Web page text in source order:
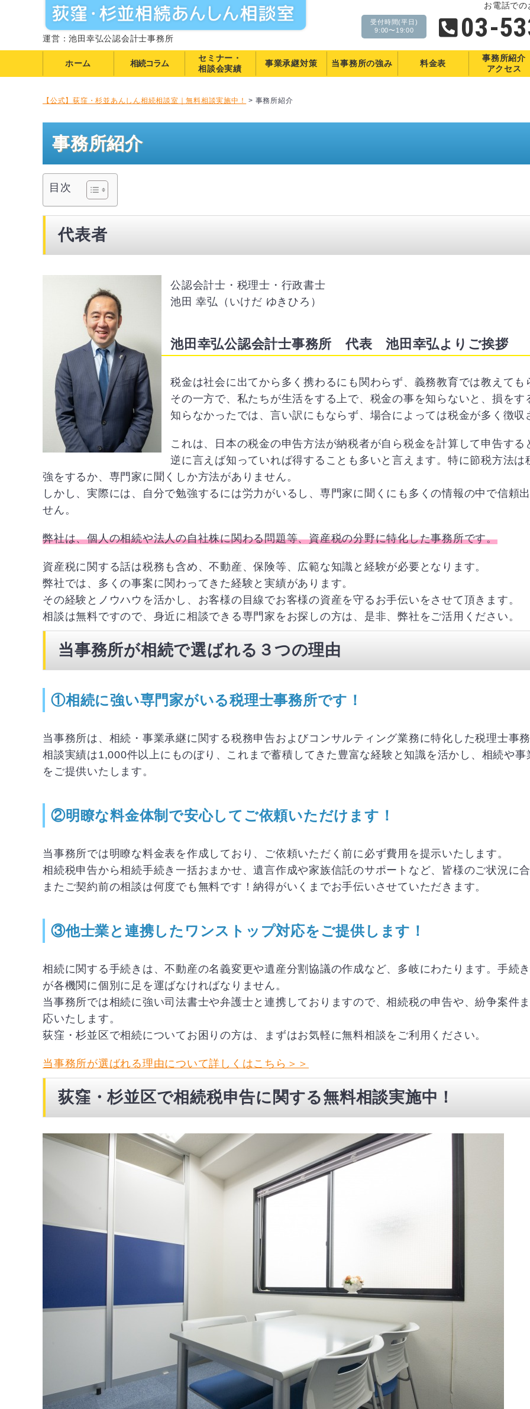
運営：池田幸弘公認会計士事務所
受付時間(平日)
9:00〜19:00
お電話で
03-
ホーム 相続コラム
セミナー・
相談会実績
事業承継対策 当事務所の強み 料金表
事務所紹介
アクセス
【公式】荻窪・杉並あんしん相続相談室｜無料相談実施中！ > 事務所紹介
事務所紹介
目次
代表者
公認会計士・税理士・行政書士
池田 幸弘（いけだ ゆきひろ）
池田幸弘公認会計士事務所 代表 池田幸弘よりご挨拶
税金は社会に出てから多く携わるにも関わらず、義務教育では教えて
その一方で、私たちが生活をする上で、税金の事を知らないと、損をす
知らなかったでは、言い訳にもならず、場合によっては税金が多く徴
これは、日本の税金の申告方法が納税者が自ら税金を計算して申告す
逆に言えば知っていれば得することも多いと言えます。特に節税方法
強をするか、専門家に聞くしか方法がありません。
しかし、実際には、自分で勉強するには労力がいるし、専門家に聞くにも多くの情報の中で信頼
せん。
弊社は、個人の相続や法人の自社株に関わる問題等、資産税の分野に特化した事務所です。
資産税に関する話は税務も含め、不動産、保険等、広範な知識と経験が必要となります。
弊社では、多くの事案に関わってきた経験と実績があります。
その経験とノウハウを活かし、お客様の目線でお客様の資産を守るお手伝いをさせて頂きます。
相談は無料ですので、身近に相談できる専門家をお探しの方は、是非、弊社をご活用ください。
当事務所が相続で選ばれる３つの理由
①相続に強い専門家がいる税理士事務所です！
当事務所は、相続・事業承継に関する税務申告およびコンサルティング業務に特化した税理士事
相談実績は1,000件以上にものぼり、これまで蓄積してきた豊富な経験と知識を活かし、相続や
をご提供いたします。
②明瞭な料金体制で安心してご依頼いただけます！
当事務所では明瞭な料金表を作成しており、ご依頼いただく前に必ず費用を提示いたします。
相続税申告から相続手続き一括おまかせ、遺言作成や家族信託のサポートなど、皆様のご状況に
またご契約前の相談は何度でも無料です！納得がいくまでお手伝いさせていただきます。
③他士業と連携したワンストップ対応をご提供します！
相続に関する手続きは、不動産の名義変更や遺産分割協議の作成など、多岐にわたります。手続
が各機関に個別に足を運ばなければなりません。
当事務所では相続に強い司法書士や弁護士と連携しておりますので、相続税の申告や、紛争案件
応いたします。
荻窪・杉並区で相続についてお困りの方は、まずはお気軽に無料相談をご利用ください。
当事務所が選ばれる理由について詳しくはこちら＞＞
荻窪・杉並区で相続税申告に関する無料相談実施中！